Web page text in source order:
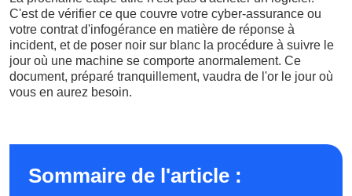
C'est de vérifier ce que couvre votre cyber-assurance ou
votre contrat d'infogérance en matière de réponse à
incident, et de poser noir sur blanc la procédure à suivre le
jour où une machine se comporte anormalement. Ce
document, préparé tranquillement, vaudra de l'or le jour où
vous en aurez besoin.
Sommaire de l'article :